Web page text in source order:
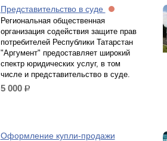
Представительство в суде
Региональная общественная
организация содействия защите прав
потребителей Республики Татарстан
"Аргумент" предоставляет широкий
спектр юридических услуг, в том
числе и представительство в суде.
5 000 р.
Оформление купли-продажи